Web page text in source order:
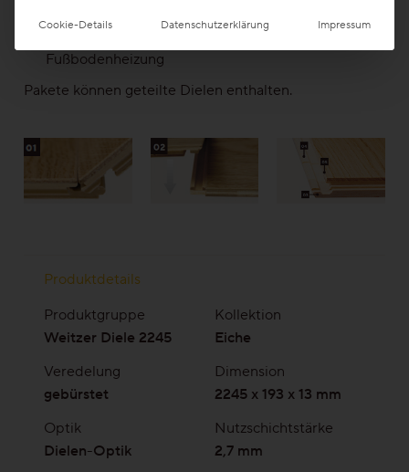
bei Verklebung beste Eignung für
Fußbodenheizung
Pakete können geteilte Dielen enthalten.
Produktdetails
Produktgruppe
Weitzer Diele 2245
Kollektion
Eiche
Veredelung
gebürstet
Dimension
2245 x 193 x 13 mm
Optik
Dielen-Optik
Nutzschichtstärke
2,7 mm
Cookie-Details Datenschutzerklärung Impressum